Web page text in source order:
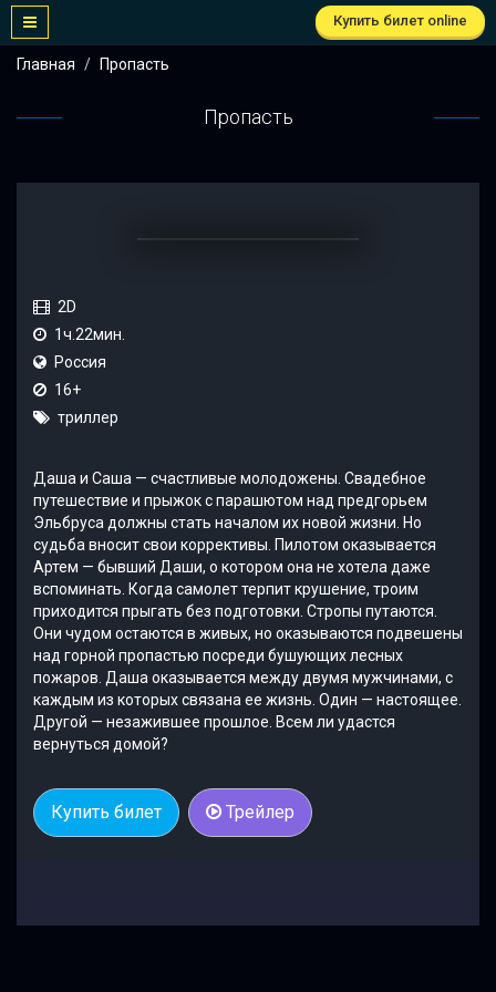
Купить билет online
Главная Пропасть
Пропасть
2D
1ч.22мин.
Россия
16+
триллер
Даша и Саша — счастливые молодожены. Свадебное
путешествие и прыжок с парашютом над предгорьем
Эльбруса должны стать началом их новой жизни. Но
судьба вносит свои коррективы. Пилотом оказывается
Артем — бывший Даши, о котором она не хотела даже
вспоминать. Когда самолет терпит крушение, троим
приходится прыгать без подготовки. Стропы путаются.
Они чудом остаются в живых, но оказываются подвешены
над горной пропастью посреди бушующих лесных
пожаров. Даша оказывается между двумя мужчинами, с
каждым из которых связана ее жизнь. Один — настоящее.
Другой — незажившее прошлое. Всем ли удастся
вернуться домой?
Купить билет Трейлер